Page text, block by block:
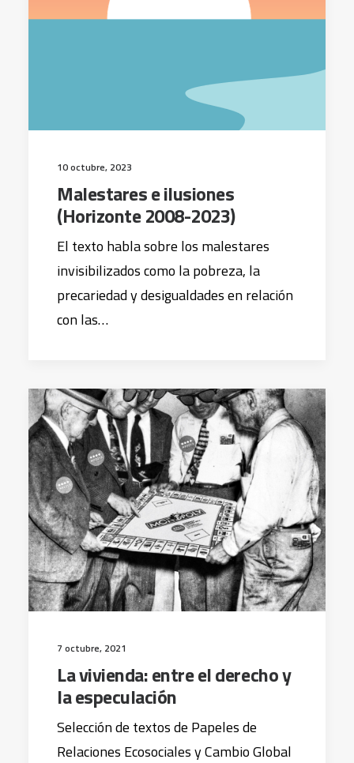
10 octubre, 2023
Malestares e ilusiones
(Horizonte 2008-2023)
El texto habla sobre los malestares
invisibilizados como la pobreza, la
precariedad y desigualdades en relación
con las…
7 octubre, 2021
La vivienda: entre el derecho y
la especulación
Selección de textos de Papeles de
Relaciones Ecosociales y Cambio Global